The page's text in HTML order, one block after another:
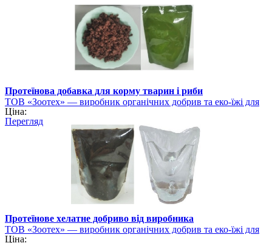
Протеїнова добавка для корму тварин і риби
ТОВ «Зоотех» — виробник органічних добрив та еко-їжі для
тварин
Ціна:
Перегляд
Протеїнове хелатне добриво від виробника
ТОВ «Зоотех» — виробник органічних добрив та еко-їжі для
тварин
Ціна: